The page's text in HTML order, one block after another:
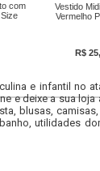
com
Vestido
Vermelho
R$
e infantil no
e deixe a sua
blusas,
utilidades